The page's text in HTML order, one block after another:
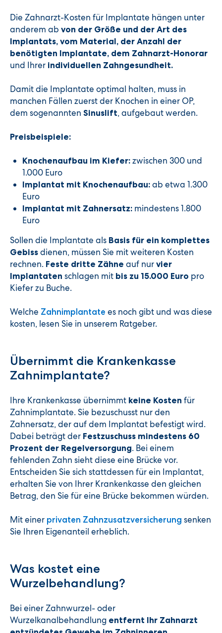
Die Zahnarzt-Kosten für Implantate hängen unter
anderem ab von der Größe und der Art des
Implantats, vom Material, der Anzahl der
benötigten Implantate, dem Zahnarzt-Honorar
und Ihrer individuellen Zahngesundheit.
Damit die Implantate optimal halten, muss in
manchen Fällen zuerst der Knochen in einer OP,
dem sogenannten Sinuslift, aufgebaut werden.
Preisbeispiele:
Knochenaufbau im Kiefer: zwischen 300 und
1.000 Euro
Implantat mit Knochenaufbau: ab etwa 1.300
Euro
Implantat mit Zahnersatz: mindestens 1.800
Euro
Sollen die Implantate als Basis für ein komplettes
Gebiss dienen, müssen Sie mit weiteren Kosten
rechnen. Feste dritte Zähne auf nur vier
Implantaten schlagen mit bis zu 15.000 Euro pro
Kiefer zu Buche.
Welche Zahnimplantate es noch gibt und was diese
kosten, lesen Sie in unserem Ratgeber.
Übernimmt die Krankenkasse
Zahnimplantate?
Ihre Krankenkasse übernimmt keine Kosten für
Zahnimplantate. Sie bezuschusst nur den
Zahnersatz, der auf dem Implantat befestigt wird.
Dabei beträgt der Festzuschuss mindestens 60
Prozent der Regelversorgung. Bei einem
fehlenden Zahn sieht diese eine Brücke vor.
Entscheiden Sie sich stattdessen für ein Implantat,
erhalten Sie von Ihrer Krankenkasse den gleichen
Betrag, den Sie für eine Brücke bekommen würden.
Mit einer privaten Zahnzusatzversicherung senken
Sie Ihren Eigenanteil erheblich.
Was kostet eine
Wurzelbehandlung?
Bei einer Zahnwurzel- oder
Wurzelkanalbehandlung entfernt Ihr Zahnarzt